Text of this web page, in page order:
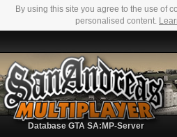
By using this site you agree to the use of
personalised content.
Database GTA SA:MP-Server